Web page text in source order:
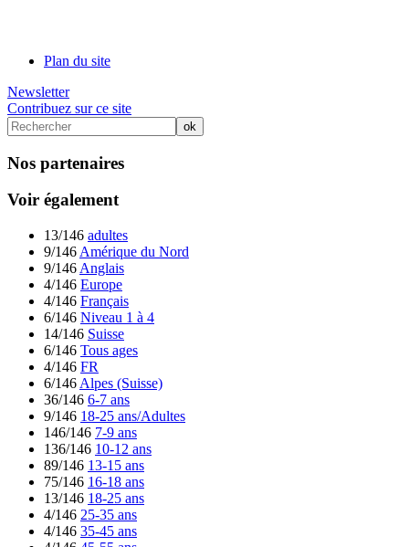
Plan du site
Newsletter
Contribuez sur ce site
Nos partenaires
Voir également
13/146 adultes
9/146 Amérique du Nord
9/146 Anglais
4/146 Europe
4/146 Français
6/146 Niveau 1 à 4
14/146 Suisse
6/146 Tous ages
4/146 FR
6/146 Alpes (Suisse)
36/146 6-7 ans
9/146 18-25 ans/Adultes
146/146 7-9 ans
136/146 10-12 ans
89/146 13-15 ans
75/146 16-18 ans
13/146 18-25 ans
4/146 25-35 ans
4/146 35-45 ans